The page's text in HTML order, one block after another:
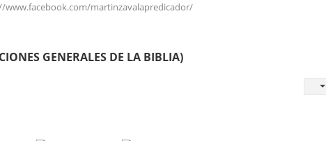
www.facebook.com/martinzavalapredicador/
GENERALES DE LA BIBLIA)